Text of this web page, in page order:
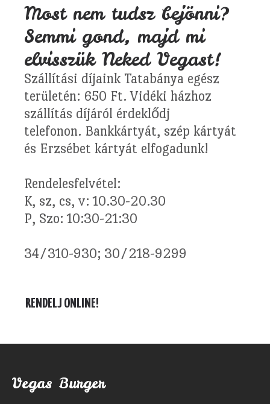
Most nem tudsz bejönni?
Semmi gond, majd mi
elvisszük Neked Vegast!
Szállítási díjaink Tatabánya egész
területén: 650 Ft. Vidéki házhoz
szállítás díjáról érdeklődj
telefonon. Bankkártyát, szép kártyát
és Erzsébet kártyát elfogadunk!
Rendelesfelvétel:
K, sz, cs, v: 10.30-20.30
P, Szo: 10:30-21:30
34/310-930; 30/218-9299
RENDELJ ONLINE!
Vegas Burger